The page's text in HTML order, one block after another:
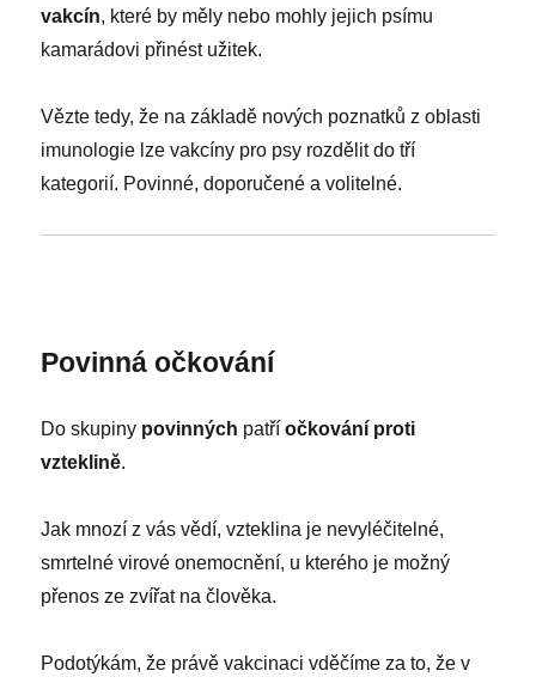
vakcín, které by měly nebo mohly jejich psímu
kamarádovi přinést užitek.
Vězte tedy, že na základě nových poznatků z oblasti
imunologie lze vakcíny pro psy rozdělit do tří
kategorií. Povinné, doporučené a volitelné.
Povinná očkování
Do skupiny povinných patříočkování proti
vzteklině.
Jak mnozí z vás vědí, vzteklina je nevyléčitelné,
smrtelné virové onemocnění, u kterého je možný
přenos ze zvířat na člověka.
Podotýkám, že právě vakcinaci vděčíme za to, že v